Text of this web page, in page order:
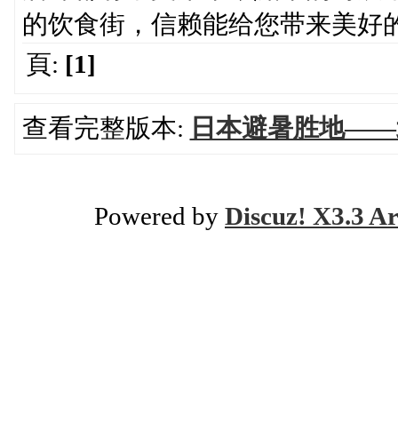
的饮食街，信赖能给您带来美好
頁: [1]
查看完整版本: 日本避暑胜地——
Powered by Discuz! X3.3